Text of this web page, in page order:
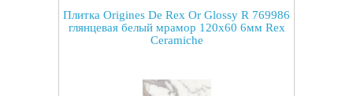
Плитка Origines De Rex Or Glossy R 769986
глянцевая белый мрамор 120x60 6мм Rex
Ceramiche